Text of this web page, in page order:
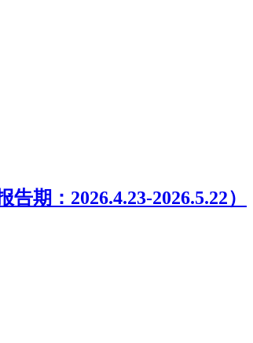
期：2026.4.23-2026.5.22）